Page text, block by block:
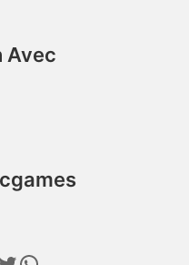
Avec